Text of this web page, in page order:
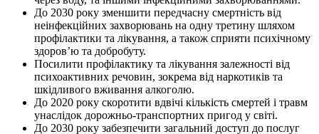
До 2030 року зменшити передчасну смертність від
неінфекційних захворювань на одну третину шляхом
профілактики та лікування, а також сприяти психічному
здоров’ю та добробуту.
Посилити профілактику та лікування залежності від
психоактивних речовин, зокрема від наркотиків та
шкідливого вживання алкоголю.
До 2020 року скоротити вдвічі кількість смертей і травм
унаслідок дорожньо-транспортних пригод у світі.
До 2030 року забезпечити загальний доступ до послуг